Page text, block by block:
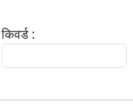
किवर्ड :